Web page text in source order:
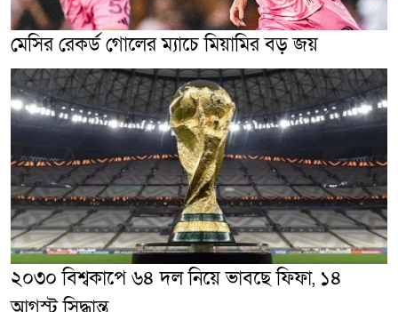
মেসির রেকর্ড গোলের ম্যাচে মিয়ামির বড় জয়
২০৩০ বিশ্বকাপে ৬৪ দল নিয়ে ভাবছে ফিফা, ১৪